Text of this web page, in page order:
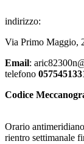
indirizzo:
Via Primo Maggio,
Email:
telefono
Codice
Orario
rientro settimanale